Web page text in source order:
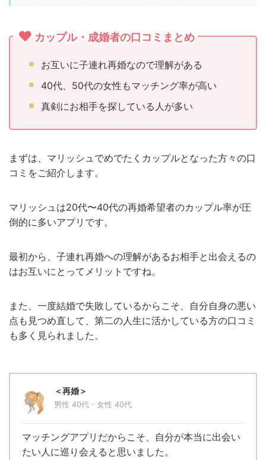
カップル・成婚者の口コミまとめ
お互いに子連れ再婚なので理解がある
40代、50代の女性もマッチング率が高い
真剣にお相手を探している人が多い
まずは、マリッシュでめでたくカップルとなった方々の口
コミをご紹介します。
マリッシュは20代〜40代の再婚希望者のカップル率が圧
倒的に多いアプリです。
最初から、子連れ再婚への理解があるお相手と出会えるの
はお互いにとってメリットですね。
また、一度結婚で失敗しているからこそ、自分自身の悪い
点も見つめ直して、第二の人生に活かしている方の口コミ
も多く見られました。
＜再婚＞
男性 40代・女性 40代
マッチングアプリだからこそ、自分が本当に出会い
たい人に巡り会えると思いました。